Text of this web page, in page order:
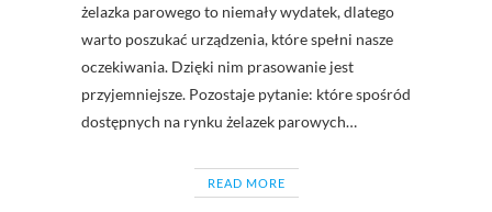
żelazka parowego to niemały wydatek, dlatego
warto poszukać urządzenia, które spełni nasze
oczekiwania. Dzięki nim prasowanie jest
przyjemniejsze. Pozostaje pytanie: które spośród
dostępnych na rynku żelazek parowych…
READ MORE